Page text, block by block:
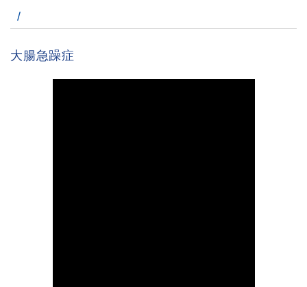
大腸急躁症